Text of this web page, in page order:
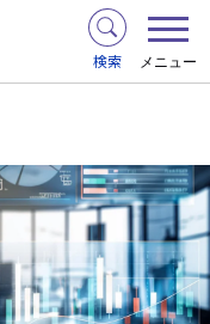
検索 メニュー